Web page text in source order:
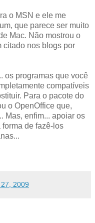
o MSN e ele me
que parece ser muito
Mac. Não mostrou o
citado nos blogs por
os programas que você
compatíveis
Para o pacote do
o OpenOffice que,
Mas, enfim... apoiar os
de fazê-los
2009